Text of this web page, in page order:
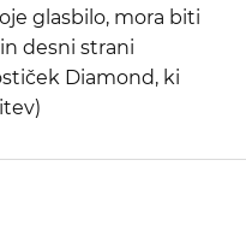
glasbilo, mora biti
desni strani
Diamond, ki